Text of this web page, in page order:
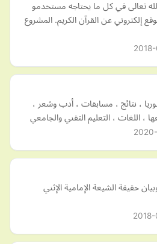
تعالى في كل ما يحتاجه مستخدمو
إلكتروني عن القرآن الكريم. المشروع
، نتائج ، مسابقات ، أدب وشعر ،
، اللغات ، التعليم التقني والجامعي
الشيعة الإمامية الإثني